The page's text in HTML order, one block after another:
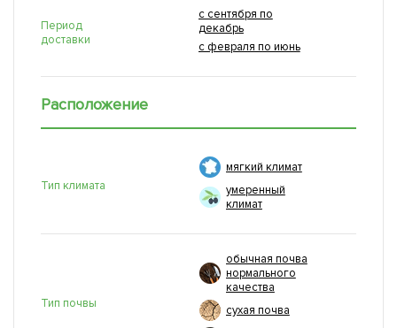
Период
доставки
с сентября по
декабрь
с февраля по июнь
Расположение
Тип климата
мягкий климат
умеренный
климат
Тип почвы
обычная почва
нормального
качества
сухая почва